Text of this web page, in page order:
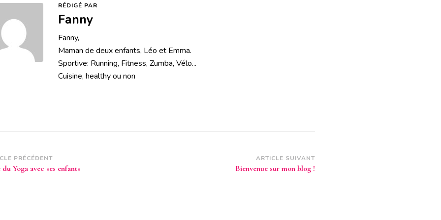
RÉDIGÉ PAR
Fanny
Fanny,
Maman de deux enfants, Léo et Emma.
Sportive: Running, Fitness, Zumba, Vélo...
Cuisine, healthy ou non
PRÉCÉDENT
du Yoga avec ses enfants
ARTICLE SUIVANT
Bienvenue sur mon blog !